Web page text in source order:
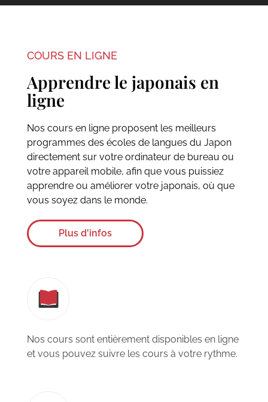
COURS EN LIGNE
Apprendre le japonais en
ligne
Nos cours en ligne proposent les meilleurs
programmes des écoles de langues du Japon
directement sur votre ordinateur de bureau ou
votre appareil mobile, afin que vous puissiez
apprendre ou améliorer votre japonais, où que
vous soyez dans le monde.
Plus d'infos
Nos cours sont entièrement disponibles en ligne
et vous pouvez suivre les cours à votre rythme.